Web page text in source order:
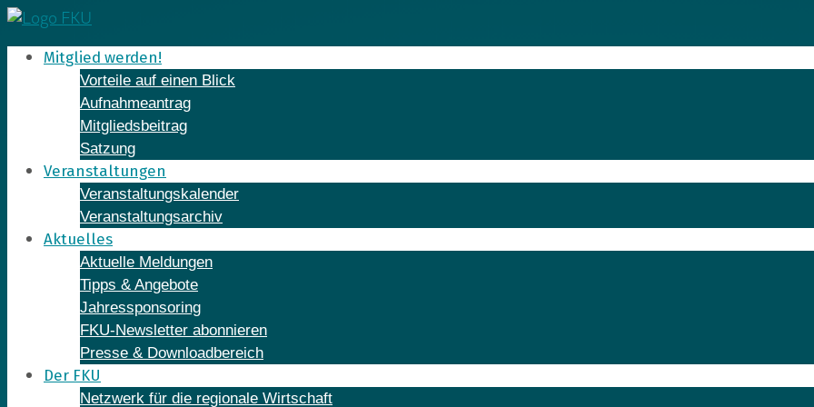
Skip
to
contentMitglied werden!
Vorteile auf einen Blick
Aufnahmeantrag
Mitgliedsbeitrag
Satzung
Veranstaltungen
Veranstaltungskalender
Veranstaltungsarchiv
Aktuelles
Aktuelle Meldungen
Tipps & Angebote
Jahressponsoring
FKU-Newsletter abonnieren
Presse & Downloadbereich
Der FKU
Netzwerk für die regionale Wirtschaft